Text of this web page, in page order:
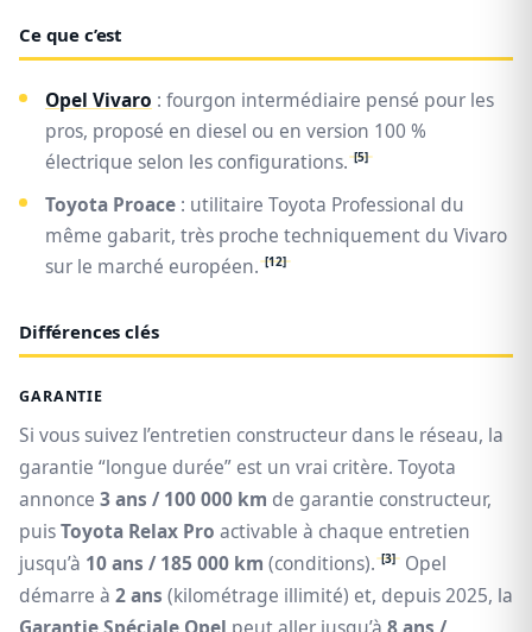
Ce que c’est
Opel Vivaro : fourgon intermédiaire pensé pour les
pros, proposé en diesel ou en version 100 %
électrique selon les configurations. [5]
Toyota Proace : utilitaire Toyota Professional du
même gabarit, très proche techniquement du Vivaro
sur le marché européen. [12]
Différences clés
GARANTIE
Si vous suivez l’entretien constructeur dans le réseau, la
garantie “longue durée” est un vrai critère. Toyota
annonce 3 ans / 100 000 km de garantie constructeur,
puisToyota Relax Pro activable à chaque entretien
jusqu’à 10 ans / 185 000 km (conditions). [3]
Opel
démarre à 2 ans (kilométrage illimité) et, depuis 2025, la